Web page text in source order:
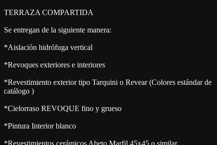
TERRAZA COMPARTIDA
Se entregan de la siguiente manera:
*Aislación hidrófuga vertical
*Revoques exteriores e interiores
*Revestimiento exterior tipo Tarquini o Revear (Colores estándar de
catálogo )
*Cielorraso REVOQUE fino y grueso
*Pintura Interior blanco